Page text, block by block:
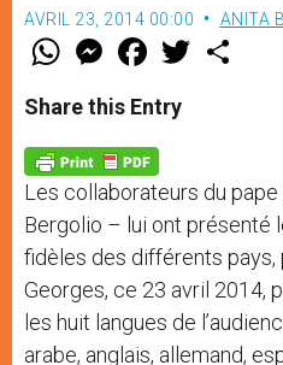
AVRIL 23, 2014 00:00 ANITA
W
t
s
p
p
M
e
s
e
g
e
r
F
a
e
b
o
k
w
Share this Entry
Les collaborateurs du
Bergolio – lui ont présenté
fidèles des différents pays,
Georges, ce 23 avril 2014,
les huit langues de
arabe, anglais, allemand,